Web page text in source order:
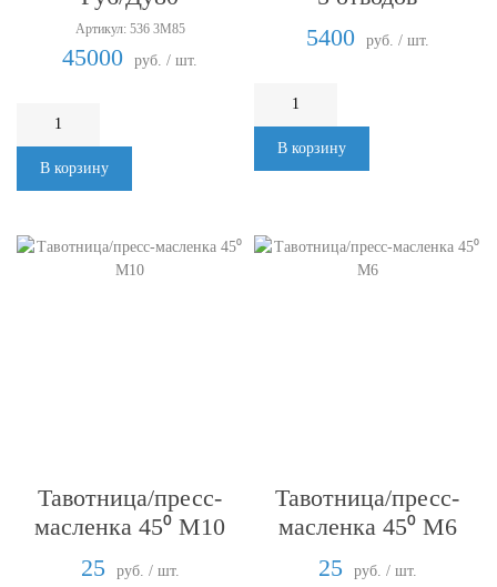
Артикул: 536 3М85
45000 руб. / шт.
В корзину
5400
руб. / шт.
В корзину
Тавотница/пресс-
масленка 45⁰ М10
25
руб. / шт.
Тавотница/пресс-
масленка 45⁰ М6
25
руб. / шт.